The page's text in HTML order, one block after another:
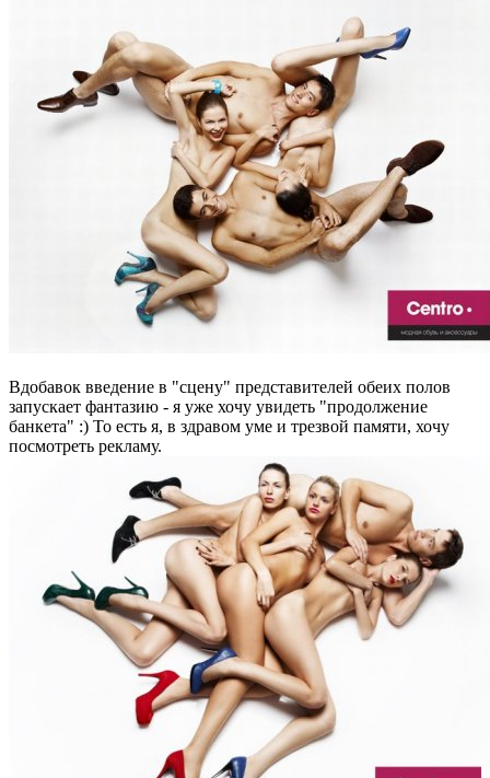
Вдобавок введение в "сцену" представителей обеих полов
запускает фантазию - я уже хочу увидеть "продолжение
банкета" :) То есть я, в здравом уме и трезвой памяти, хочу
посмотреть рекламу.